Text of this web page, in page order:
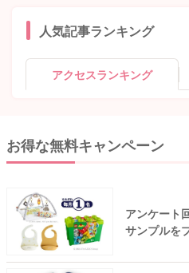
人気記事ランキング
アクセスランキング
お得な無料キャンペーン
アンケート
サンプルを